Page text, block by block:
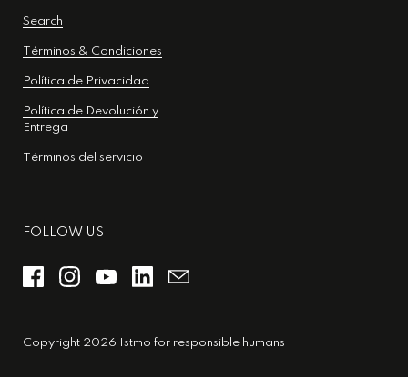
Search
Términos & Condiciones
Política de Privacidad
Política de Devolución y
Entrega
Términos del servicio
FOLLOW US
Copyright 2026 Istmo for responsible humans